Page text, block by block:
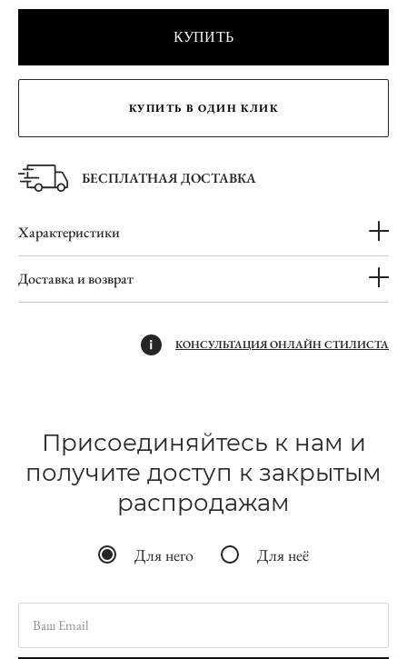
КУПИТЬ
КУПИТЬ В ОДИН КЛИК
БЕСПЛАТНАЯ ДОСТАВКА
Характеристики
Доставка и возврат
КОНСУЛЬТАЦИЯ ОНЛАЙН СТИЛИСТА
Присоединяйтесь к нам и
получите доступ к закрытым
распродажам
Для него Для неё